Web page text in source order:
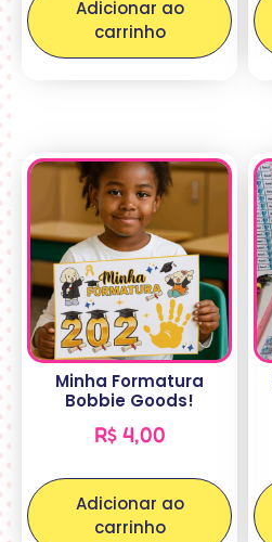
Adicionar ao
carrinho
Minha Formatura
Bobbie Goods!
R$4,00
Adicionar ao
carrinho